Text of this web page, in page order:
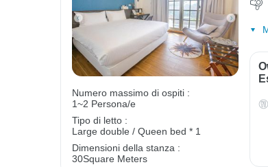
Numero massimo di ospiti :
1~2 Persona/e
Tipo di letto :
Large double / Queen bed * 1
Dimensioni della stanza :
30Square Meters